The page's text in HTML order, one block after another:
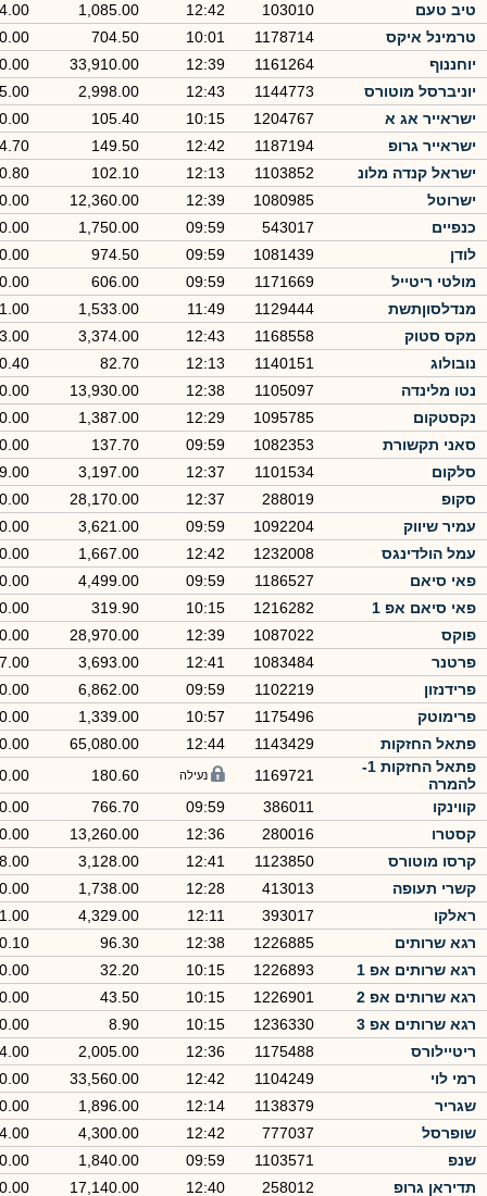
טיב טעם
103010
12:42
1,085.00
טרמינל איקס
1178714
10:01
704.50
0.00
יוחננוף
1161264
12:39
33,910.00
יוניברסל מוטורס
1144773
12:43
2,998.00
ישראייר אג א
1204767
10:15
105.40
0.00
ישראייר גרופ
1187194
12:42
149.50
4.70
ישראל קנדה מלונ
1103852
12:13
102.10
0.80
ישרוטל
1080985
12:39
12,360.00
כנפיים
543017
09:59
1,750.00
0.00
לודן
1081439
09:59
974.50
0.00
מולטי ריטייל
1171669
09:59
606.00
0.00
מנדלסוןתשת
1129444
11:49
1,533.00
מקס סטוק
1168558
12:43
3,374.00
נובולוג
1140151
12:13
82.70
נטו מלינדה
1105097
12:38
13,930.00
נקסטקום
1095785
12:29
1,387.00
סאני תקשורת
1082353
09:59
137.70
0.00
סלקום
1101534
12:37
3,197.00
9.00
סקופ
288019
12:37
28,170.00
עמיר שיווק
1092204
09:59
3,621.00
0.00
עמל הולדינגס
1232008
12:42
1,667.00
פאי סיאם
1186527
09:59
4,499.00
0.00
פאי סיאם אפ 1
1216282
10:15
319.90
0.00
פוקס
1087022
12:39
28,970.00
פרטנר
1083484
12:41
3,693.00
פרידנזון
1102219
09:59
6,862.00
0.00
פרימוטק
1175496
10:57
1,339.00
פתאל החזקות
1143429
12:44
65,080.00
פתאל החזקות 1-
להמרה
1169721 נעילה 180.60
0.00
קווינקו
386011
09:59
766.70
0.00
קסטרו
280016
12:36
13,260.00
קרסו מוטורס
1123850
12:41
3,128.00
קשרי תעופה
413013
12:28
1,738.00
0.00
ראלקו
393017
12:11
4,329.00
רגא שרותים
1226885
12:38
96.30
רגא שרותים אפ 1
1226893
10:15
32.20
0.00
רגא שרותים אפ 2
1226901
10:15
43.50
0.00
רגא שרותים אפ 3
1236330
10:15
8.90
0.00
ריטיילורס
1175488
12:36
2,005.00
רמי לוי
1104249
12:42
33,560.00
שגריר
1138379
12:14
1,896.00
0.00
שופרסל
777037
12:42
4,300.00
שנפ
1103571
09:59
1,840.00
0.00
תדיראן גרופ
258012
12:40
17,140.00